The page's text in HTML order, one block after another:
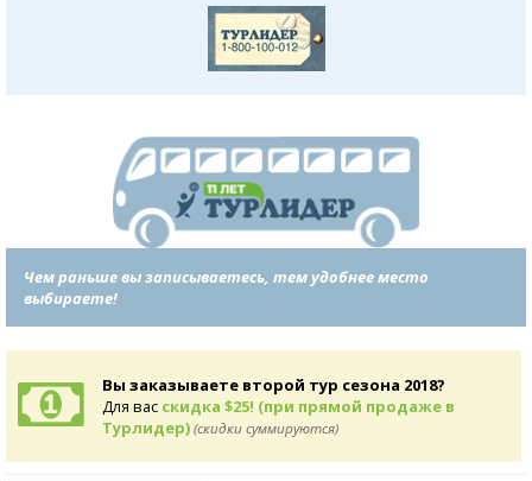
Чем раньше вы записываетесь, тем удобнее место
выбираете!
Вы заказываете второй тур сезона 2018?
Для вас скидка $25! (при прямой продаже в
Турлидер) (скидки суммируются)